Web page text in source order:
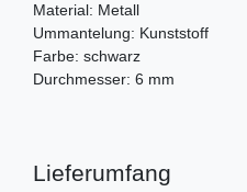
Material: Metall
Ummantelung: Kunststoff
Farbe: schwarz
Durchmesser: 6 mm
Lieferumfang